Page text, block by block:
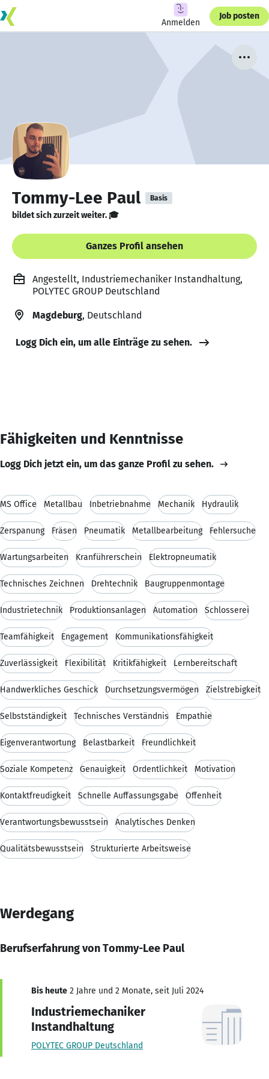
Anmelden
Job posten
Tommy-Lee Paul Basis
bildet sich zurzeit weiter. 🎓
Ganzes Profil ansehen
Angestellt, Industriemechaniker Instandhaltung,
POLYTEC GROUP Deutschland
Magdeburg, Deutschland
Logg Dich ein, um alle Einträge zu sehen.
Fähigkeiten und Kenntnisse
Logg Dich jetzt ein, um das ganze Profil zu sehen.
MS Office Metallbau Inbetriebnahme Mechanik Hydraulik
Zerspanung Fräsen Pneumatik Metallbearbeitung Fehlersuche
Wartungsarbeiten Kranführerschein Elektropneumatik
Technisches Zeichnen Drehtechnik Baugruppenmontage
Industrietechnik Produktionsanlagen Automation Schlosserei
Teamfähigkeit Engagement Kommunikationsfähigkeit
Zuverlässigkeit Flexibilität Kritikfähigkeit Lernbereitschaft
Handwerkliches Geschick Durchsetzungsvermögen Zielstrebigkeit
Selbstständigkeit Technisches Verständnis Empathie
Eigenverantwortung Belastbarkeit Freundlichkeit
Soziale Kompetenz Genauigkeit Ordentlichkeit Motivation
Kontaktfreudigkeit Schnelle Auffassungsgabe Offenheit
Verantwortungsbewusstsein Analytisches Denken
Qualitätsbewusstsein Strukturierte Arbeitsweise
Werdegang
Berufserfahrung von Tommy-Lee Paul
Bis heute 2 Jahre und 2 Monate, seit Juli 2024
Industriemechaniker
Instandhaltung
POLYTEC GROUP Deutschland